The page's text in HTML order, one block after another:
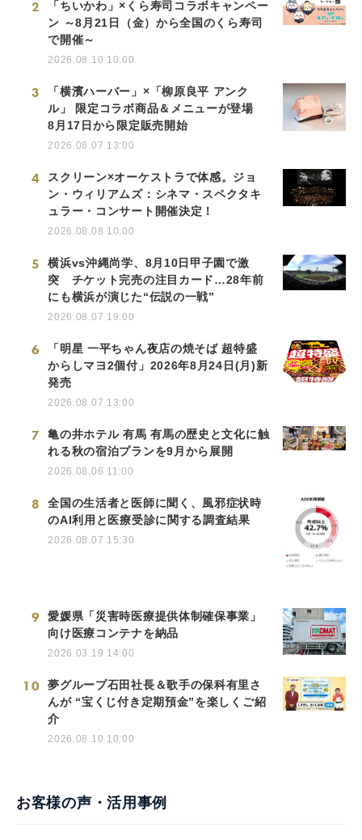
2
「ちいかわ」×くら寿司コラボキャンペー
ン ～8月21日（金）から全国のくら寿司
で開催～
2026.08.10 10:00
3
「横濱ハーバー」×「柳原良平 アンク
ル」 限定コラボ商品＆メニューが登場
8月17日から限定販売開始
2026.08.07 13:00
4
スクリーン×オーケストラで体感。ジョ
ン・ウィリアムズ：シネマ・スペクタキ
ュラー・コンサート開催決定！
2026.08.08 10:00
5
横浜vs沖縄尚学、8月10日甲子園で激
突 チケット完売の注目カード…28年前
にも横浜が演じた“伝説の一戦”
2026.08.07 19:00
6
「明星 一平ちゃん夜店の焼そば 超特盛
からしマヨ2個付」2026年8月24日(月)新
発売
2026.08.07 13:00
7
亀の井ホテル 有馬 有馬の歴史と文化に触
れる秋の宿泊プランを9月から展開
2026.08.06 11:00
8
全国の生活者と医師に聞く、風邪症状時
のAI利用と医療受診に関する調査結果
2026.08.07 15:30
9
愛媛県「災害時医療提供体制確保事業」
向け医療コンテナを納品
2026.03.19 14:00
10
夢グループ石田社長＆歌手の保科有里さ
んが “宝くじ付き定期預金”を楽しくご紹
介
2026.08.10 10:00
お客様の声・活用事例